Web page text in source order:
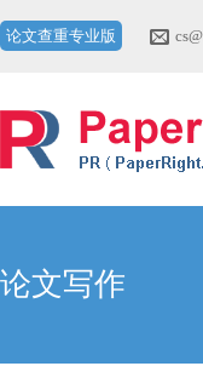
论文查重专业版
论文写作